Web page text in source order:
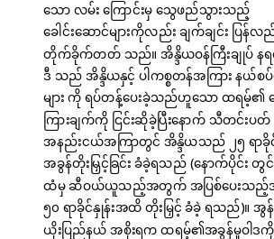
သော လမ်း ကြောင်းမှ သွေဖည်သွားသည့်
ခေါင်းဆောင်များကိုလည်း ချက်ချင်း ပြန်လ
တိုက်ခိုက်တတ် သည်။ အိန္ဒိယဝန်ကြီးချုပ် နရ
ဒီ သည် အိန္ဒိယနှင့် ပါကစ္စတန်အကြား နယ်စပ်
များ ကို ရပ်တန့်ပေးခဲ့သည်ဟူသော ထရမ့်၏ ပ
ကြားချက်ကို ငြင်းဆိုခဲ့ပြီးနောက် သီတင်းပတ်
အနည်းငယ်အကြာတွင် အိန္ဒိယသည် ၂၅ ရာခို
အခွန်တိုးမြှင့်ခြင်း ခံခဲ့ရသည် (နောက်ပိုင်း တွင်
ထံမှ ဆီဝယ်ယူသည့်အတွက် အပြစ်ပေးသည့်အ
၅၀ ရာခိုင်နှုန်းအထိ တိုးမြှင့် ခံခဲ့ ရသည်)။ အွန်
ယိုးပြည်နယ် အစိုးရက ထရမ့်၏အခွန်မူဝါဒကို